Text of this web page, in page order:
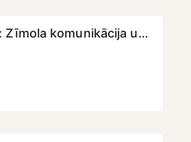
Citi1671-NLK: Zīmola komunikācija un vadība [KMPO] [LKK]